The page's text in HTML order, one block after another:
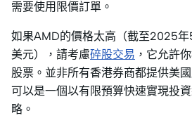
需要使用限價訂單。
如果AMD的價格太高（截至2025年
美元），請考慮碎股交易 ，它允許
股票。並非所有香港券商都提供美
可以是一個以有限預算快速實現投
略。